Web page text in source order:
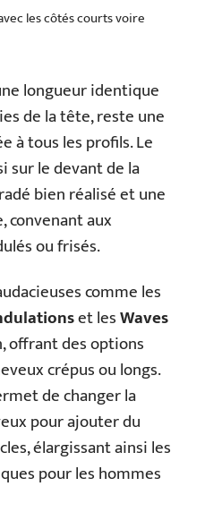
les côtés courts voire
longueur identique
de la tête, reste une
à tous les profils. Le
sur le devant de la
bien réalisé et une
convenant aux
ou frisés.
comme les
et lesWaves
offrant des options
crépus ou longs.
de changer la
pour ajouter du
élargissant ainsi les
pour les hommes